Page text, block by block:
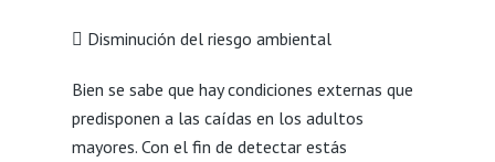
 Disminución del riesgo ambiental
Bien se sabe que hay condiciones externas que
predisponen a las caídas en los adultos
mayores. Con el fin de detectar estás